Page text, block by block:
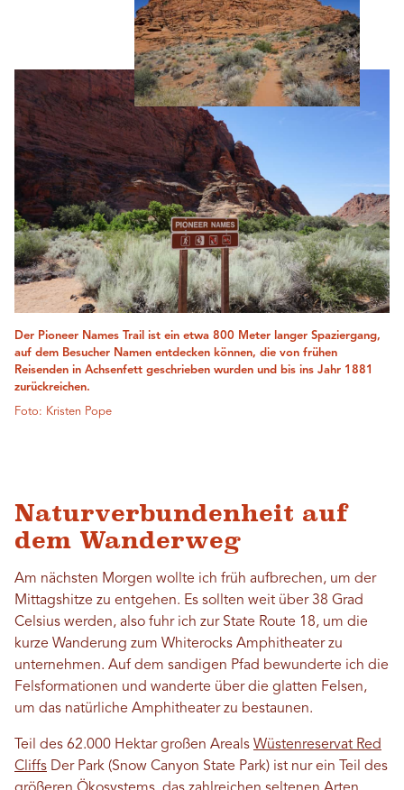
Der Pioneer Names Trail ist ein etwa 800 Meter langer Spaziergang,
auf dem Besucher Namen entdecken können, die von frühen
Reisenden in Achsenfett geschrieben wurden und bis ins Jahr 1881
zurückreichen.
Foto: Kristen Pope
Naturverbundenheit auf
dem Wanderweg
Am nächsten Morgen wollte ich früh aufbrechen, um der
Mittagshitze zu entgehen. Es sollten weit über 38 Grad
Celsius werden, also fuhr ich zur State Route 18, um die
kurze Wanderung zum Whiterocks Amphitheater zu
unternehmen. Auf dem sandigen Pfad bewunderte ich die
Felsformationen und wanderte über die glatten Felsen,
um das natürliche Amphitheater zu bestaunen.
Teil des 62.000 Hektar großen Areals Wüstenreservat Red
Cliffs Der Park (Snow Canyon State Park) ist nur ein Teil des